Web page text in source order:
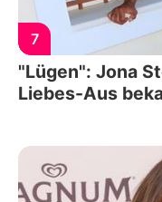
7
"Lügen": Jona
Liebes-Aus